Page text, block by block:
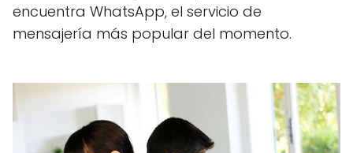
encuentra WhatsApp, el servicio de
mensajería más popular del momento.